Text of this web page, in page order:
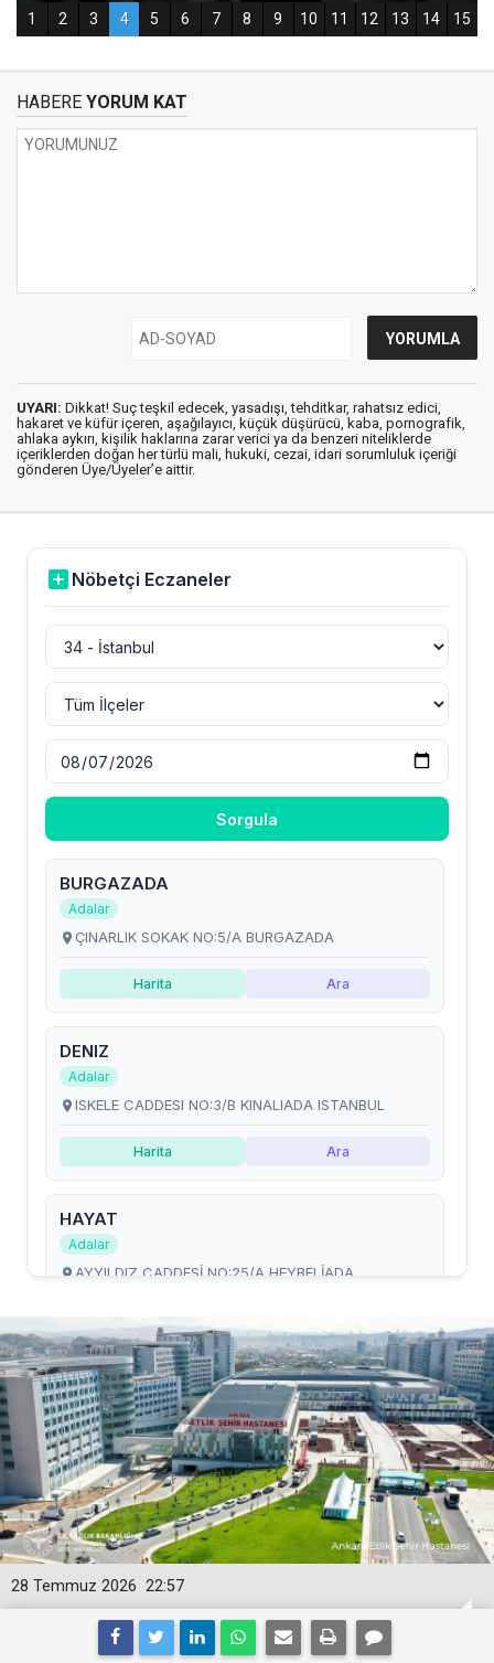
HABERE YORUM KAT
UYARI: Dikkat! Suç teşkil edecek, yasadışı, tehditkar, rahatsız edici,
hakaret ve küfür içeren, aşağılayıcı, küçük düşürücü, kaba, pornografik,
ahlaka aykırı, kişilik haklarına zarar verici ya da benzeri niteliklerde
içeriklerden doğan her türlü mali, hukuki, cezai, idari sorumluluk içeriği
gönderen Üye/Üyeler’e aittir.
22:57
28 Temmuz 2026